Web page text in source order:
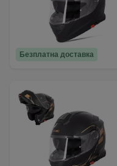
Безплатна доставка